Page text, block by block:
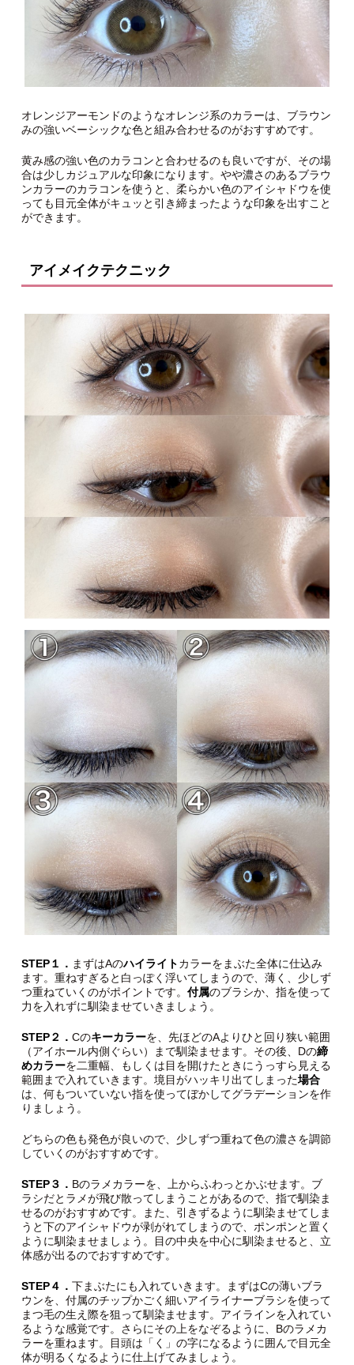
オレンジアーモンドのようなオレンジ系のカラーは、ブラウン
みの強いベーシックな色と組み合わせるのがおすすめです。
黄み感の強い色のカラコンと合わせるのも良いですが、その場
合は少しカジュアルな印象になります。やや濃さのあるブラウ
ンカラーのカラコンを使うと、柔らかい色のアイシャドウを使
っても目元全体がキュッと引き締まったような印象を出すこと
ができます。
アイメイクテクニック
STEP１． まずはAのハイライトカラーをまぶた全体に仕込み
ます。重ねすぎると白っぽく浮いてしまうので、薄く、少しず
つ重ねていくのがポイントです。 付属のブラシか、指を使って
力を入れずに馴染ませていきましょう。
STEP２． Cのキーカラーを、先ほどのAよりひと回り狭い範囲
（アイホール内側ぐらい）まで馴染ませます。その後、Dの締
めカラーを二重幅、もしくは目を開けたときにうっすら見える
範囲まで入れていきます。境目がハッキリ出てしまった場合
は、何もついていない指を使ってぼかしてグラデーションを作
りましょう。
どちらの色も発色が良いので、少しずつ重ねて色の濃さを調節
していくのがおすすめです。
STEP３． Bのラメカラーを、上からふわっとかぶせます。ブ
ラシだとラメが飛び散ってしまうことがあるので、指で馴染ま
せるのがおすすめです。また、引きずるように馴染ませてしま
うと下のアイシャドウが剥がれてしまうので、ポンポンと置く
ように馴染ませましょう。目の中央を中心に馴染ませると、立
体感が出るのでおすすめです。
STEP４． 下まぶたにも入れていきます。まずはCの薄いブラ
ウンを、付属のチップかごく細いアイライナーブラシを使って
まつ毛の生え際を狙って馴染ませます。アイラインを入れてい
るような感覚です。さらにその上をなぞるように、Bのラメカ
ラーを重ねます。目頭は「く」の字になるように囲んで目元全
体が明るくなるように仕上げてみましょう。